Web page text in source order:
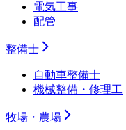
電気工事
配管
整備士
自動車整備士
機械整備・修理工
牧場・農場